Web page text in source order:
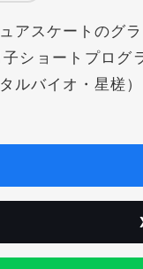
アスケートのグ
ショートプロ
ルバイオ・星槎